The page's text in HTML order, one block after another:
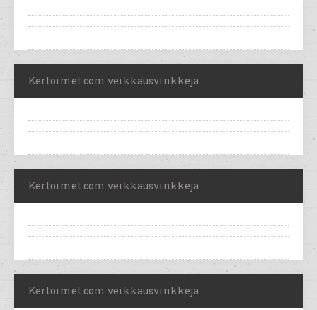
Kertoimet.com veikkausvinkkejä
Kertoimet.com veikkausvinkkejä
Kertoimet.com veikkausvinkkejä